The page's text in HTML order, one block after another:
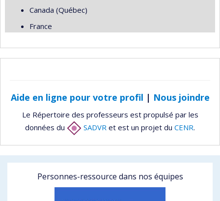
Canada (Québec)
France
Aide en ligne pour votre profil | Nous joindre
Le Répertoire des professeurs est propulsé par les
données du
SADVR et est un projet du CENR.
Personnes-ressource dans nos équipes